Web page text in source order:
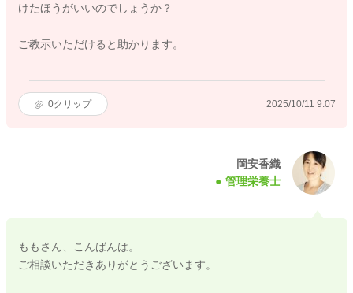
けたほうがいいのでしょうか？
ご教示いただけると助かります。
0クリップ 2025/10/11 9:07
岡安香織
管理栄養士
ももさん、こんばんは。
ご相談いただきありがとうございます。